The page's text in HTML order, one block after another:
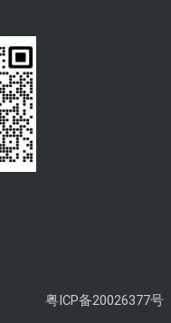
粤ICP备20026377号